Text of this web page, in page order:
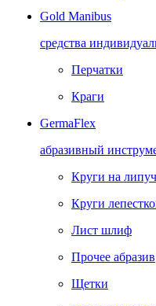
Gold Manibus
средства
Перчатки
Краги
GermaFlex
абразивный
Круги на
Круги
Лист шлиф
Прочее абразив
Щетки